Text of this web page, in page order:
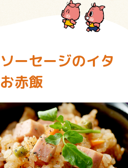
ーセージのイタ
赤飯